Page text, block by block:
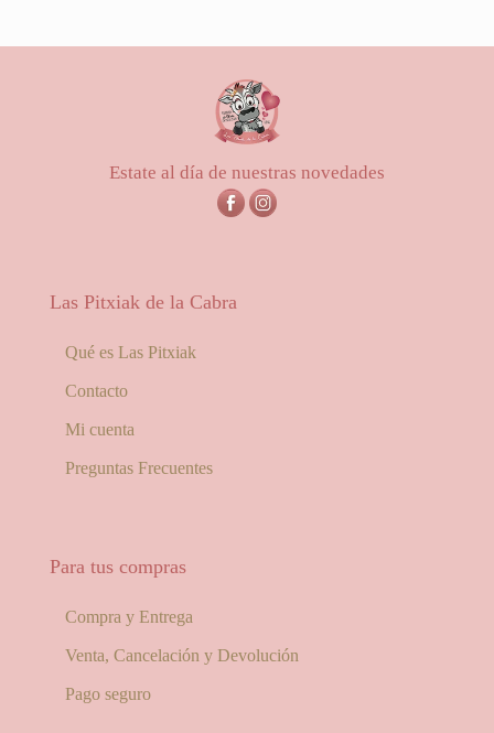
Estate al día de nuestras novedades
Las Pitxiak de la Cabra
Qué es Las Pitxiak
Contacto
Mi cuenta
Preguntas Frecuentes
Para tus compras
Compra y Entrega
Venta, Cancelación y Devolución
Pago seguro